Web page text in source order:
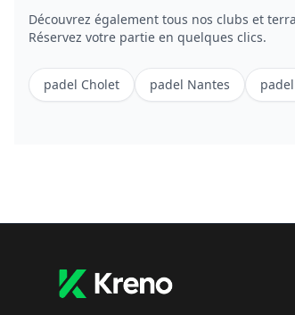
Découvrez également tous nos clubs et
Réservez votre partie en quelques clics.
padel Cholet padel Nantes padel